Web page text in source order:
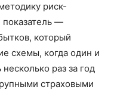
риск-
—
который
схемы, когда один и
раз за год
страховыми